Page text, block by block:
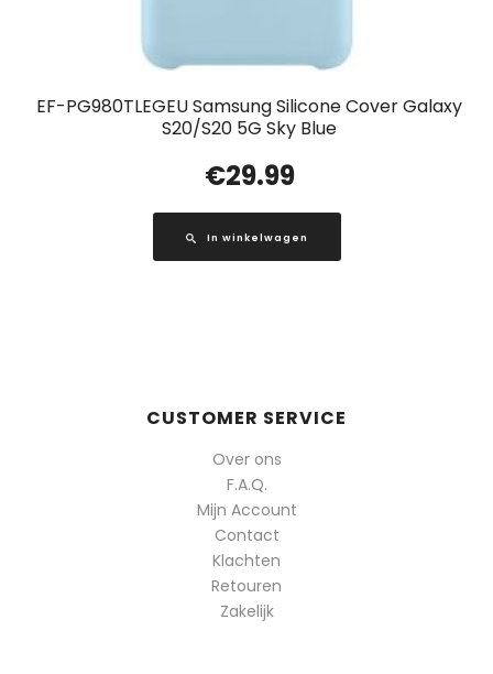
EF-PG980TLEGEU Samsung Silicone Cover Galaxy
S20/S20 5G Sky Blue
€29.99
In winkelwagen
CUSTOMER SERVICE
Over ons
F.A.Q.
Mijn Account
Contact
Klachten
Retouren
Zakelijk